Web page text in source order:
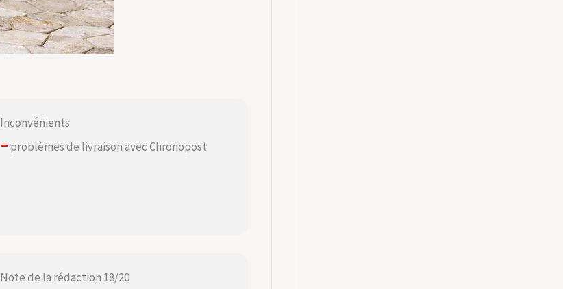
Inconvénients
–problèmes de livraison avec Chronopost
Note de la rédaction 18/20